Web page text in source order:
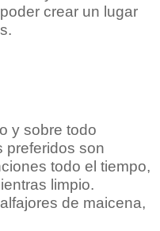
crear un lugar
y sobre todo
preferidos son
todo el tiempo,
limpio.
de maicena,